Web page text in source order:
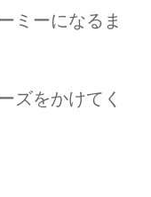
ミーになるま
ズをかけてく